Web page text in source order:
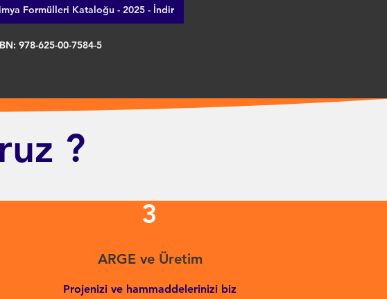
Formülleri Kataloğu - 2025 - İndir
978-625-00-7584-5
?
3
ARGE ve Üretim
Projenizi ve hammaddelerinizi biz